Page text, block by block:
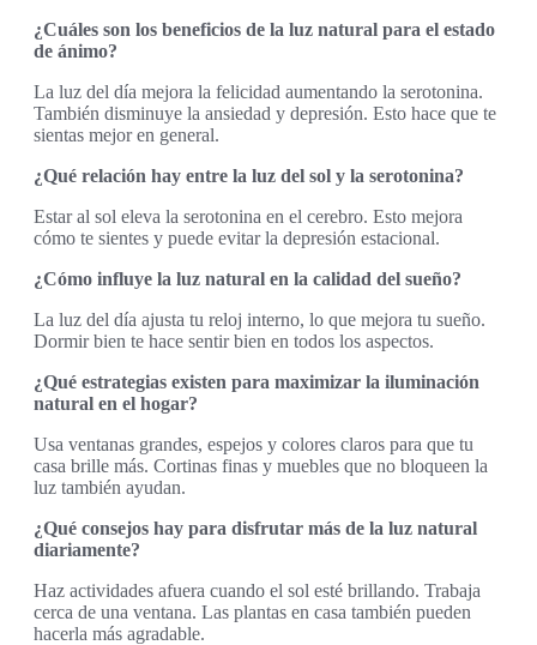
¿Cuáles son los beneficios de la luz natural para el estado
de ánimo?
La luz del día mejora la felicidad aumentando la serotonina.
También disminuye la ansiedad y depresión. Esto hace que te
sientas mejor en general.
¿Qué relación hay entre la luz del sol y la serotonina?
Estar al sol eleva la serotonina en el cerebro. Esto mejora
cómo te sientes y puede evitar la depresión estacional.
¿Cómo influye la luz natural en la calidad del sueño?
La luz del día ajusta tu reloj interno, lo que mejora tu sueño.
Dormir bien te hace sentir bien en todos los aspectos.
¿Qué estrategias existen para maximizar la iluminación
natural en el hogar?
Usa ventanas grandes, espejos y colores claros para que tu
casa brille más. Cortinas finas y muebles que no bloqueen la
luz también ayudan.
¿Qué consejos hay para disfrutar más de la luz natural
diariamente?
Haz actividades afuera cuando el sol esté brillando. Trabaja
cerca de una ventana. Las plantas en casa también pueden
hacerla más agradable.